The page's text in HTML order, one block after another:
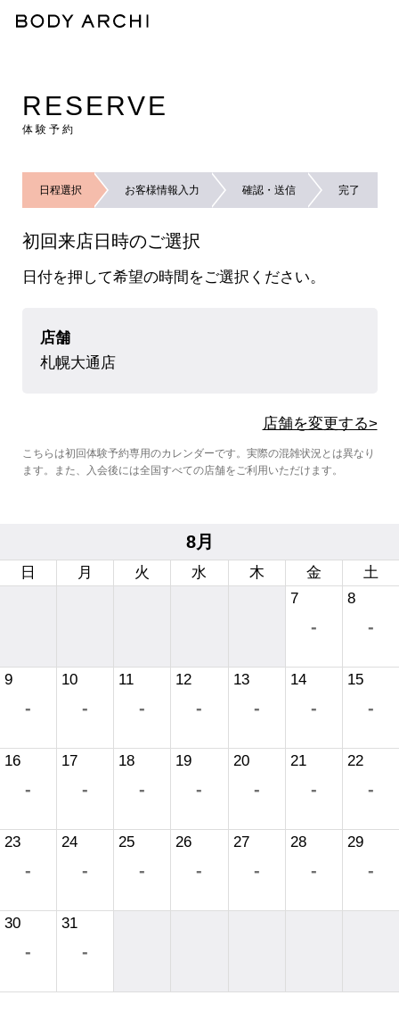
RESERVE
体験予約
日程選択 お客様情報入力 確認・送信 完了
初回来店日時のご選択
日付を押して希望の時間をご選択ください。
店舗
札幌大通店
店舗を変更する>
こちらは初回体験予約専用のカレンダーです。実際の混雑状況とは異なり
ます。また、入会後には全国すべての店舗をご利用いただけます。
8月
日 月 火 水 木 金
土
7
-
8
-
9
-
10
-
11
-
12
-
13
-
14
-
15
-
16
-
17
-
18
-
19
-
20
-
21
-
22
-
23
-
24
-
25
-
26
-
27
-
28
-
29
-
30
-
31
-